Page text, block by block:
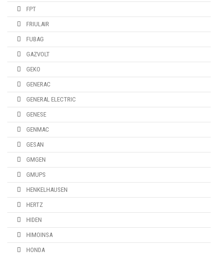
FPT
FRIULAIR
FUBAG
GAZVOLT
GEKO
GENERAC
GENERAL ELECTRIC
GENESE
GENMAC
GESAN
GMGEN
GMUPS
HENKELHAUSEN
HERTZ
HIDEN
HIMOINSA
HONDA